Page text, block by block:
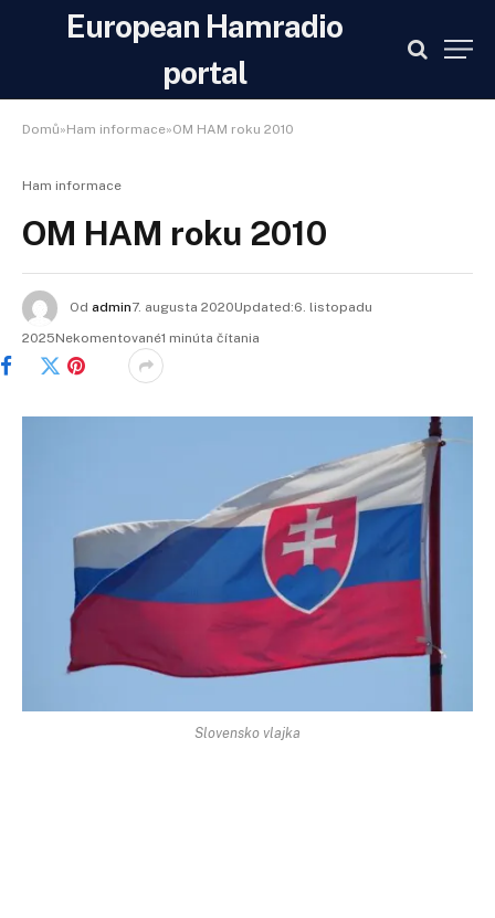
European Hamradio
portal
Domů»Ham informace»OM HAM roku 2010
Ham informace
OM HAM roku 2010
Od admin7. augusta 2020Updated:6. listopadu
2025Nekomentované1 minúta čítania
FacebookTwitterPinterest
Slovensko vlajka